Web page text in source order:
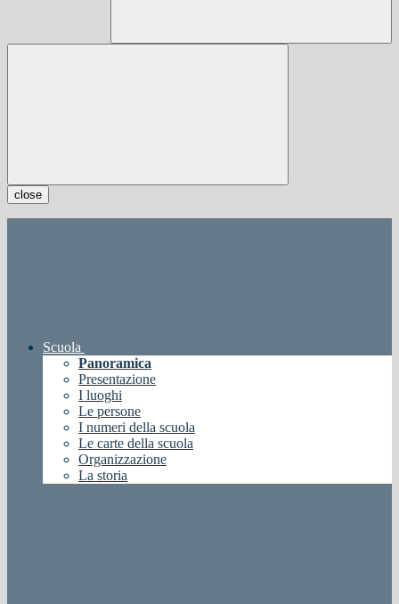
close
Scuola
Panoramica
Presentazione
I luoghi
Le persone
I numeri della scuola
Le carte della scuola
Organizzazione
La storia